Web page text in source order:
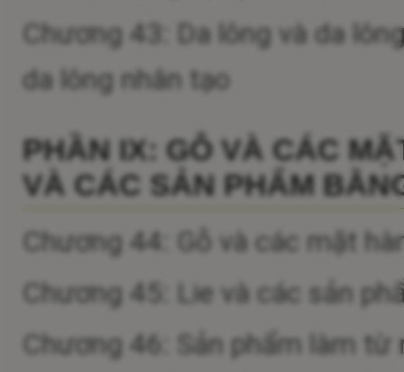
Chương 43: Da lông và da
da lông nhân tạo
PHẦN IX: GỖ VÀ CÁC
VÀ CÁC SẢN PHẨM
Chương 44: Gỗ và các mặt
Chương 45: Lie và các sản
Chương 46: Sản phẩm làm